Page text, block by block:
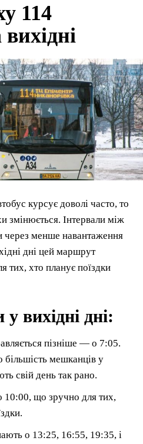
114
курсує доволі часто, то
змінюється. Інтервали між
менше навантаження
дні цей маршрут
тих, хто планує поїздки
вихідні дні:
пізніше — о 7:05.
мешканців у
свій день так рано.
10:00, що зручно для тих,
о 13:25, 16:55, 19:35, і